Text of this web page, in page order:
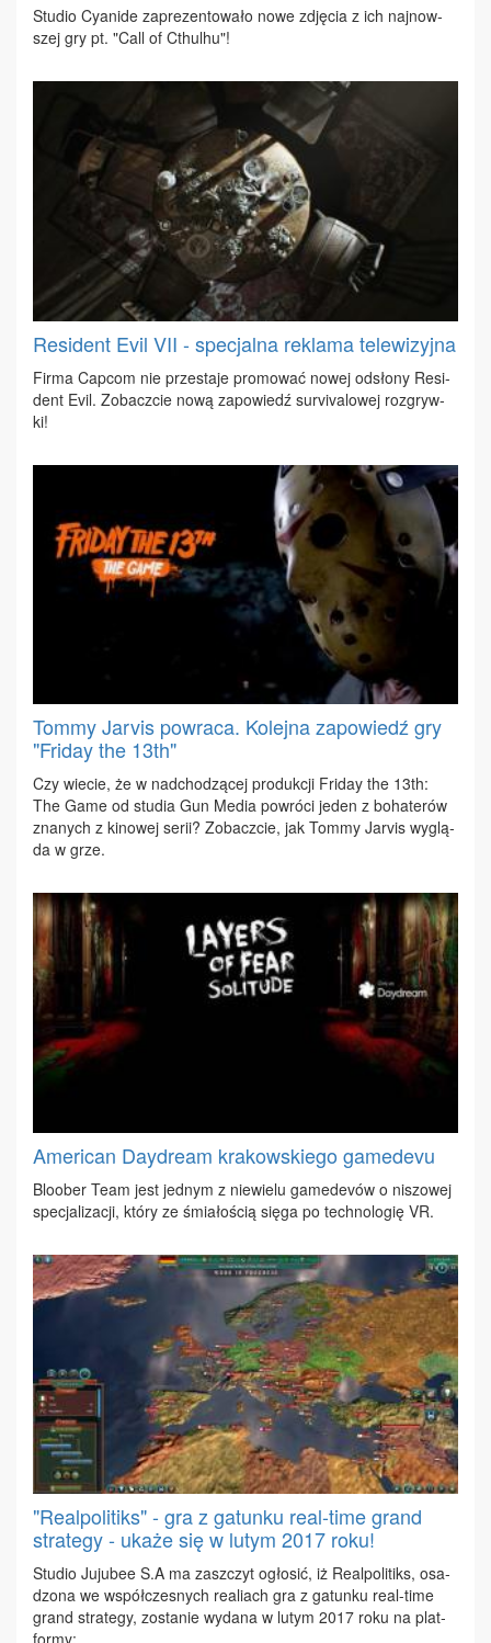
Stu­dio Cy­ani­de za­pre­zen­to­wa­ło no­we zdję­cia z ich naj­now­
szej gry pt. "Call of Cthul­hu"!
Resident Evil VII - specjalna reklama telewizyjna
Fir­ma Cap­com nie prze­sta­je pro­mo­wać no­wej od­sło­ny Re­si­
dent Evil. Zo­bacz­cie no­wą za­po­wiedź su­rvi­va­lo­wej roz­gryw­
ki!
Tommy Jarvis powraca. Kolejna zapowiedź gry
"Friday the 13th"
Czy wie­cie, że w nad­cho­dzą­cej pro­duk­cji Fri­day the 13th:
The Ga­me od stu­dia Gun Me­dia po­wró­ci je­den z bo­ha­te­rów
zna­nych z ki­no­wej se­rii? Zo­bacz­cie, jak Tom­my Ja­rvis wy­glą­
da w grze.
American Daydream krakowskiego gamedevu
Blo­ober Te­am jest jed­nym z nie­wie­lu ga­me­de­vów o ni­szo­wej
spe­cja­li­za­cji, któ­ry ze śmia­ło­ścią się­ga po tech­no­lo­gię VR.
"Realpolitiks" - gra z gatunku real-time grand
strategy - ukaże się w lutym 2017 roku!
Stu­dio Ju­ju­bee S.A ma za­szczyt ogło­sić, iż Re­al­po­li­tiks, osa­
dzo­na we współ­cze­snych re­aliach gra z ga­tun­ku re­al-ti­me
grand stra­te­gy, zo­sta­nie wy­da­na w lu­tym 2017 ro­ku na plat­